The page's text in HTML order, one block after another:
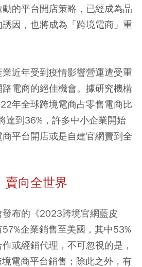
的平台開店策略，已經成為品
因，也將成為「跨境電商」重
近年受到疫情影響營運遭受重
電商的絕佳機會。據研究機構
年全球跨境電商占零售電商比
達到36%，許多中小企業開始
平台開店或是自建官網賣到全
向全世界
布的《2023跨境官網藍皮
企業銷售至美國，其中53%
或經銷代理，不可忽視的是，
電商平台銷售；除此之外，有